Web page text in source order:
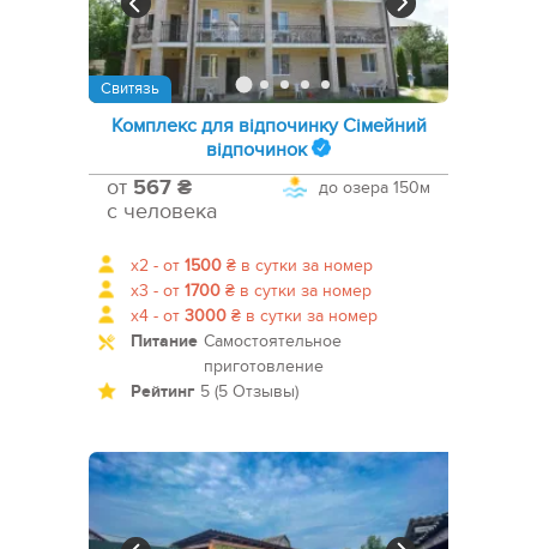
Свитязь
Комплекс для відпочинку Сімейний
відпочинок
до озера 150м
от 567 ₴
с человека
x2 - от 1500 ₴ в сутки за номер
x3 - от 1700 ₴ в сутки за номер
x4 - от 3000 ₴ в сутки за номер
Питание Самостоятельное
приготовление
Рейтинг 5 (5 Отзывы)